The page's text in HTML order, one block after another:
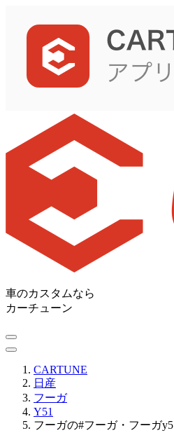
車のカスタムなら
カーチューン
CARTUNE
日産
フーガ
Y51
フーガの#フーガ・フーガ